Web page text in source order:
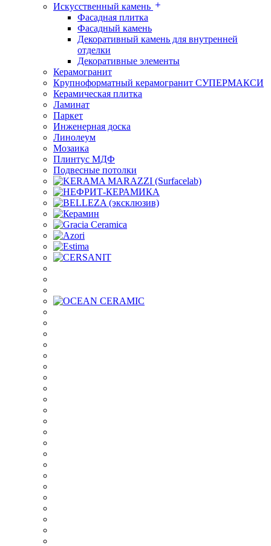
Искусственный камень
Фасадная плитка
Фасадный камень
Декоративный камень для внутренней
отделки
Декоративные элементы
Керамогранит
Крупноформатный керамогранит СУПЕРМАКСИ
Керамическая плитка
Ламинат
Паркет
Инженерная доска
Линолеум
Мозаика
Плинтус МДФ
Подвесные потолки